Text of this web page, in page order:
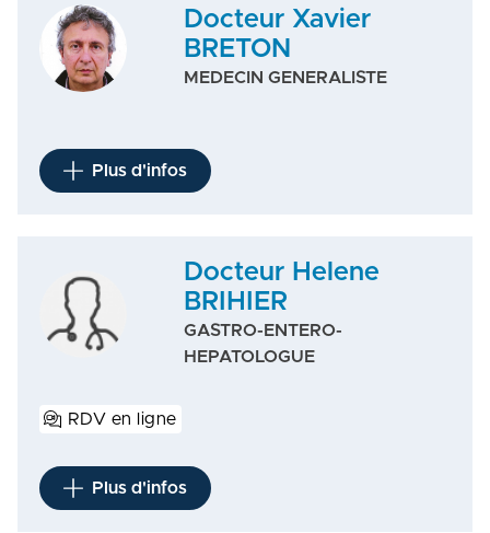
Docteur Xavier
BRETON
MEDECIN GENERALISTE
Plus d'infos
Docteur Helene
BRIHIER
GASTRO-ENTERO-
HEPATOLOGUE
RDV en ligne
Plus d'infos